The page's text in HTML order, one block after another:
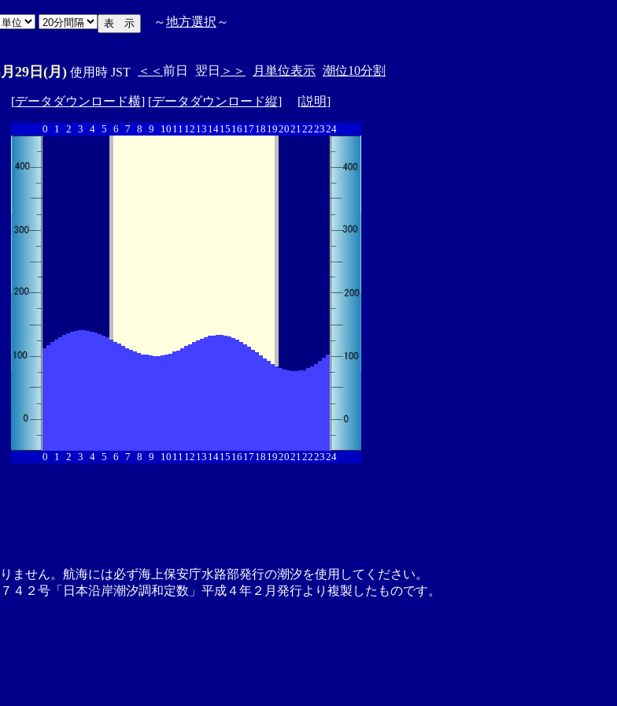
～地方選択 ～
29日(月) 使用時 JST ＜＜ 前日 翌日 ＞＞ 月単位表示 潮位10分割
[データダウンロード横] [データダウンロード縦] [説明]
0 1 2 3 4 5 6 7 8 9 10 11 12 13 1415 16 17 18 192021222324
0 1 2 3 4 5 6 7 8 9 10 11 12 13 1415 16 17 18 192021222324
ません。航海には必ず海上保安庁水路部発行の潮汐を使用してください。
４２号「日本沿岸潮汐調和定数」平成４年２月発行より複製したものです。